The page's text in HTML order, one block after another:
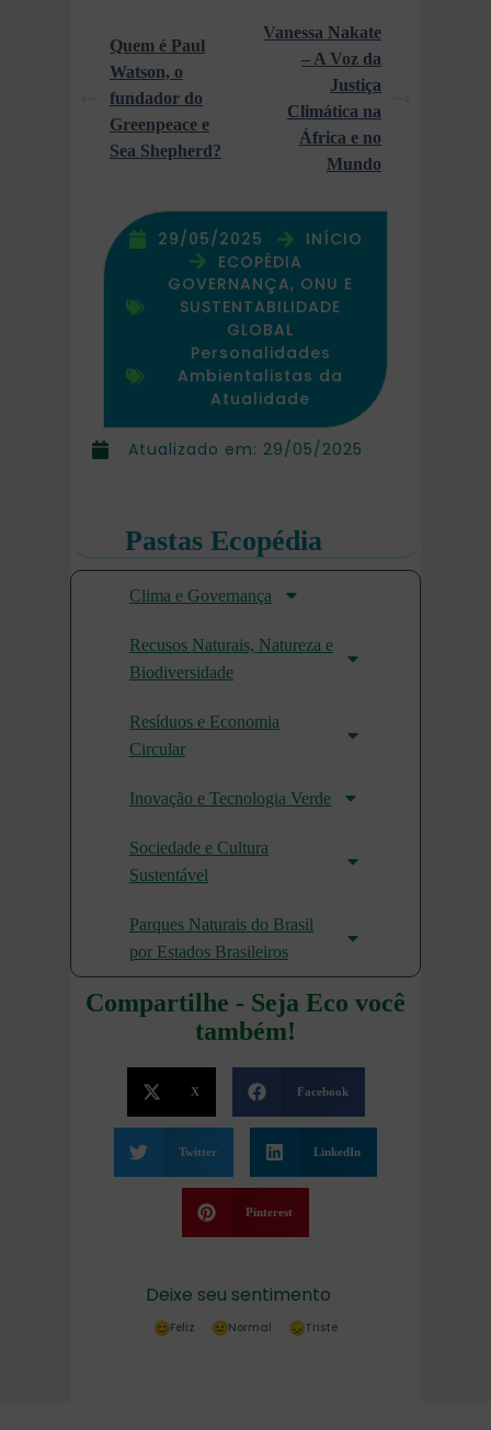
Atualizado em: 29/05/2025
Quem é Paul
Watson, o
fundador do
Greenpeace e
Sea Shepherd?
Vanessa Nakate
– A Voz da
Justiça
Climática na
África e no
Mundo
29/05/2025
INÍCIO
ECOPÉDIA
GOVERNANÇA, ONU E
SUSTENTABILIDADE
GLOBAL
Personalidades
Ambientalistas da
Atualidade
Pastas Ecopédia
Clima e Governança
Recusos Naturais, Natureza e
Biodiversidade
Resíduos e Economia
Circular
Inovação e Tecnologia Verde
Sociedade e Cultura
Sustentável
Parques Naturais do Brasil
por Estados Brasileiros
Compartilhe - Seja Eco você
também!
X Facebook
Twitter LinkedIn
Pinterest
Deixe seu sentimento
Feliz Normal Triste